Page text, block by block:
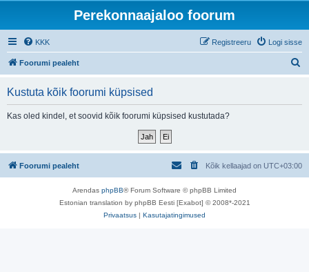
Perekonnaajaloo foorum
KKK Logi sisse
Registreeru
Foorumi pealeht
Kustuta kõik foorumi küpsised
Kas oled kindel, et soovid kõik foorumi küpsised kustutada?
Foorumi pealeht Kõik kellaajad on UTC+03:00
Arendas phpBB® Forum Software © phpBB Limited
Estonian translation by phpBB Eesti [Exabot] © 2008*-2021
Privaatsus | Kasutajatingimused